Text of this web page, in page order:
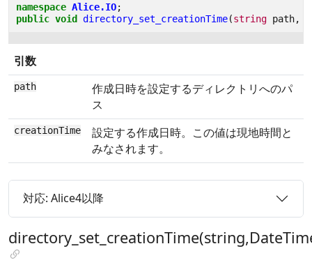
namespace Alice.IO;
public void directory_set_creationTime(string path,
引数
path
作成日時を設定するディレクトリへのパ
ス
creationTime
設定する作成日時。この値は現地時間と
みなされます。
対応: Alice4以降